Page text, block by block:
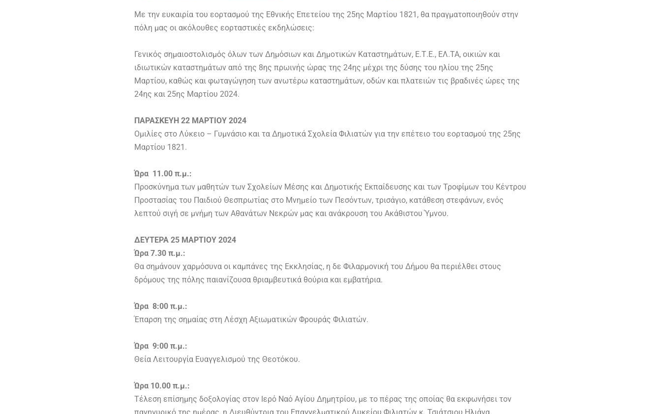
Με την ευκαιρία του εορτασμού της Εθνικής Επετείου της 25ης Μαρτίου 1821, θα πραγματοποιηθούν στην
πόλη μας οι ακόλουθες εορταστικές εκδηλώσεις:
Γενικός σημαιοστολισμός όλων των Δημόσιων και Δημοτικών Καταστημάτων, Ε.Τ.Ε., ΕΛ.ΤΑ, οικιών και
ιδιωτικών καταστημάτων από της 8ης πρωινής ώρας της 24ης μέχρι της δύσης του ηλίου της 25ης
Μαρτίου, καθώς και φωταγώγηση των ανωτέρω καταστημάτων, οδών και πλατειών τις βραδινές ώρες της
24ης και 25ης Μαρτίου 2024.
ΠΑΡΑΣΚΕΥΗ 22 ΜΑΡΤΙΟΥ 2024
Ομιλίες στο Λύκειο – Γυμνάσιο και τα Δημοτικά Σχολεία Φιλιατών για την επέτειο του εορτασμού της 25ης
Μαρτίου 1821.
Ώρα 11.00 π.μ.:
Προσκύνημα των μαθητών των Σχολείων Μέσης και Δημοτικής Εκπαίδευσης και των Τροφίμων του Κέντρου
Προστασίας του Παιδιού Θεσπρωτίας στο Μνημείο των Πεσόντων, τρισάγιο, κατάθεση στεφάνων, ενός
λεπτού σιγή σε μνήμη των Αθανάτων Νεκρών μας και ανάκρουση του Ακάθιστου Ύμνου.
ΔΕΥΤΕΡΑ 25 ΜΑΡΤΙΟΥ 2024
Ώρα 7.30 π.μ.:
Θα σημάνουν χαρμόσυνα οι καμπάνες της Εκκλησίας, η δε Φιλαρμονική του Δήμου θα περιέλθει στους
δρόμους της πόλης παιανίζουσα θριαμβευτικά θούρια και εμβατήρια.
Ώρα 8:00 π.μ.:
Έπαρση της σημαίας στη Λέσχη Αξιωματικών Φρουράς Φιλιατών.
Ώρα 9:00 π.μ.:
Θεία Λειτουργία Ευαγγελισμού της Θεοτόκου.
Ώρα 10.00 π.μ.:
Τέλεση επίσημης δοξολογίας στον Ιερό Ναό Αγίου Δημητρίου, με το πέρας της οποίας θα εκφωνήσει τον